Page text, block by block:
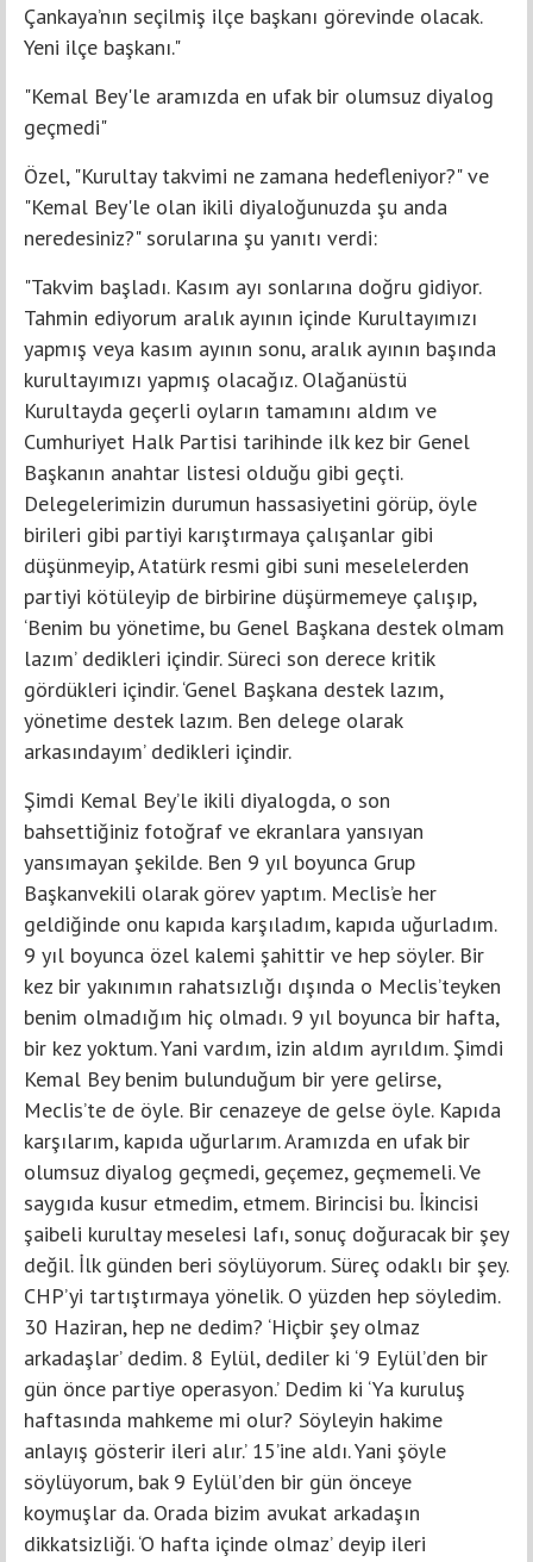
Çankaya’nın seçilmiş ilçe başkanı görevinde olacak.
Yeni ilçe başkanı."
"Kemal Bey'le aramızda en ufak bir olumsuz diyalog
geçmedi"
Özel, "Kurultay takvimi ne zamana hedefleniyor?" ve
"Kemal Bey'le olan ikili diyaloğunuzda şu anda
neredesiniz?" sorularına şu yanıtı verdi:
"Takvim başladı. Kasım ayı sonlarına doğru gidiyor.
Tahmin ediyorum aralık ayının içinde Kurultayımızı
yapmış veya kasım ayının sonu, aralık ayının başında
kurultayımızı yapmış olacağız. Olağanüstü
Kurultayda geçerli oyların tamamını aldım ve
Cumhuriyet Halk Partisi tarihinde ilk kez bir Genel
Başkanın anahtar listesi olduğu gibi geçti.
Delegelerimizin durumun hassasiyetini görüp, öyle
birileri gibi partiyi karıştırmaya çalışanlar gibi
düşünmeyip, Atatürk resmi gibi suni meselelerden
partiyi kötüleyip de birbirine düşürmemeye çalışıp,
‘Benim bu yönetime, bu Genel Başkana destek olmam
lazım’ dedikleri içindir. Süreci son derece kritik
gördükleri içindir. ‘Genel Başkana destek lazım,
yönetime destek lazım. Ben delege olarak
arkasındayım’ dedikleri içindir.
Şimdi Kemal Bey’le ikili diyalogda, o son
bahsettiğiniz fotoğraf ve ekranlara yansıyan
yansımayan şekilde. Ben 9 yıl boyunca Grup
Başkanvekili olarak görev yaptım. Meclis’e her
geldiğinde onu kapıda karşıladım, kapıda uğurladım.
9 yıl boyunca özel kalemi şahittir ve hep söyler. Bir
kez bir yakınımın rahatsızlığı dışında o Meclis’teyken
benim olmadığım hiç olmadı. 9 yıl boyunca bir hafta,
bir kez yoktum. Yani vardım, izin aldım ayrıldım. Şimdi
Kemal Bey benim bulunduğum bir yere gelirse,
Meclis’te de öyle. Bir cenazeye de gelse öyle. Kapıda
karşılarım, kapıda uğurlarım. Aramızda en ufak bir
olumsuz diyalog geçmedi, geçemez, geçmemeli. Ve
saygıda kusur etmedim, etmem. Birincisi bu. İkincisi
şaibeli kurultay meselesi lafı, sonuç doğuracak bir şey
değil. İlk günden beri söylüyorum. Süreç odaklı bir şey.
CHP’yi tartıştırmaya yönelik. O yüzden hep söyledim.
30 Haziran, hep ne dedim? ‘Hiçbir şey olmaz
arkadaşlar’ dedim. 8 Eylül, dediler ki ‘9 Eylül’den bir
gün önce partiye operasyon.’ Dedim ki ‘Ya kuruluş
haftasında mahkeme mi olur? Söyleyin hakime
anlayış gösterir ileri alır.’ 15’ine aldı. Yani şöyle
söylüyorum, bak 9 Eylül’den bir gün önceye
koymuşlar da. Orada bizim avukat arkadaşın
dikkatsizliği. ‘O hafta içinde olmaz’ deyip ileri